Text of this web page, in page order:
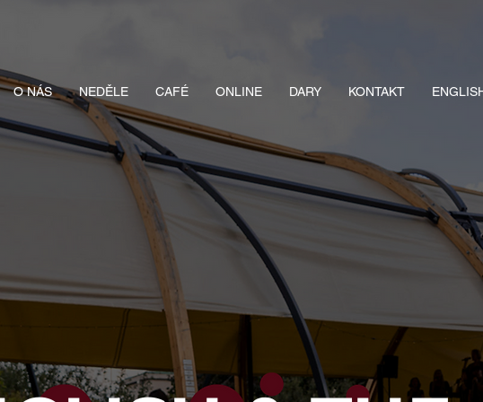
O NÁS NEDĚLE CAFÉ ONLINE DARY KONTAKT